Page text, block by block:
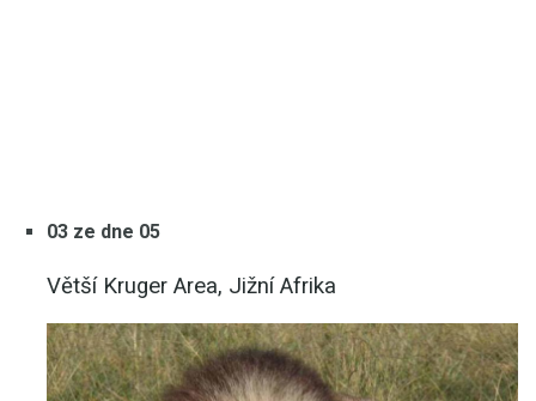
03 ze dne 05
Větší Kruger Area, Jižní Afrika